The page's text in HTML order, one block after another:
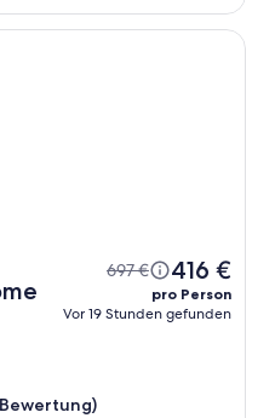
697 € 416 €
pro Person
Vor 19 Stunden gefunden